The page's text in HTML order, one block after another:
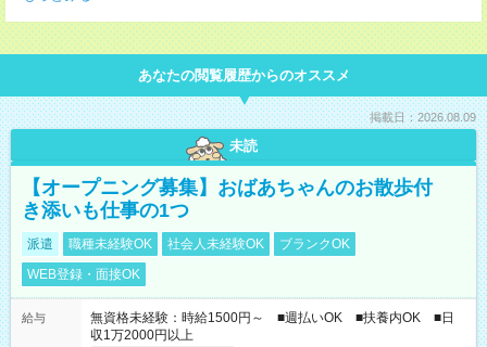
あなたの閲覧履歴からのオススメ
掲載日：2026.08.09
未読
【オープニング募集】おばあちゃんのお散歩付
き添いも仕事の1つ
派遣 職種未経験OK 社会人未経験OK
ブランクOK
WEB登録・面接OK
給与
無資格未経験：時給1500円～ ■週払いOK ■扶養内OK ■日
収1万2000円以上